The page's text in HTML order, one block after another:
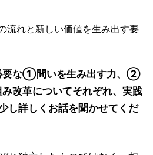
流れと新しい価値を生み出す要
要な①問いを生み出す力、②
改革についてそれぞれ、実践
し詳しくお話を聞かせてくだ